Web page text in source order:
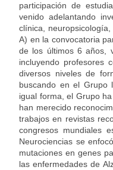
participación de
venido adelantando
clínica,
A) en la convocatoria
de los últimos 6 años,
incluyendo profesores
diversos niveles de
buscando en el Grupo
igual forma, el Grupo
han merecido
trabajos en revistas
congresos mundiales
Neurociencias se
mutaciones en genes
las enfermedades de